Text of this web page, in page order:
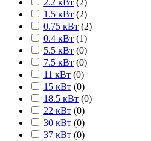
2.2 кВт (2)
1.5 кВт (2)
0.75 кВт (2)
0.4 кВт (1)
5.5 кВт (0)
7.5 кВт (0)
11 кВт (0)
15 кВт (0)
18.5 кВт (0)
22 кВт (0)
30 кВт (0)
37 кВт (0)